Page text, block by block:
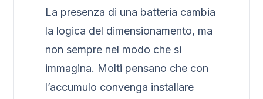
La presenza di una batteria cambia
la logica del dimensionamento, ma
non sempre nel modo che si
immagina. Molti pensano che con
l’accumulo convenga installare